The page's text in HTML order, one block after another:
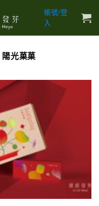
帳號/登
入
陽光菓菓